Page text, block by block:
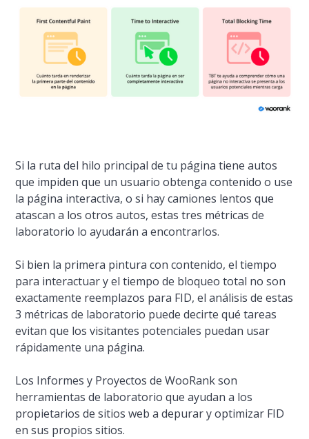
Si la ruta del hilo principal de tu página tiene autos
que impiden que un usuario obtenga contenido o use
la página interactiva, o si hay camiones lentos que
atascan a los otros autos, estas tres métricas de
laboratorio lo ayudarán a encontrarlos.
Si bien la primera pintura con contenido, el tiempo
para interactuar y el tiempo de bloqueo total no son
exactamente reemplazos para FID, el análisis de estas
3 métricas de laboratorio puede decirte qué tareas
evitan que los visitantes potenciales puedan usar
rápidamente una página.
Los Informes y Proyectos de WooRank son
herramientas de laboratorio que ayudan a los
propietarios de sitios web a depurar y optimizar FID
en sus propios sitios.